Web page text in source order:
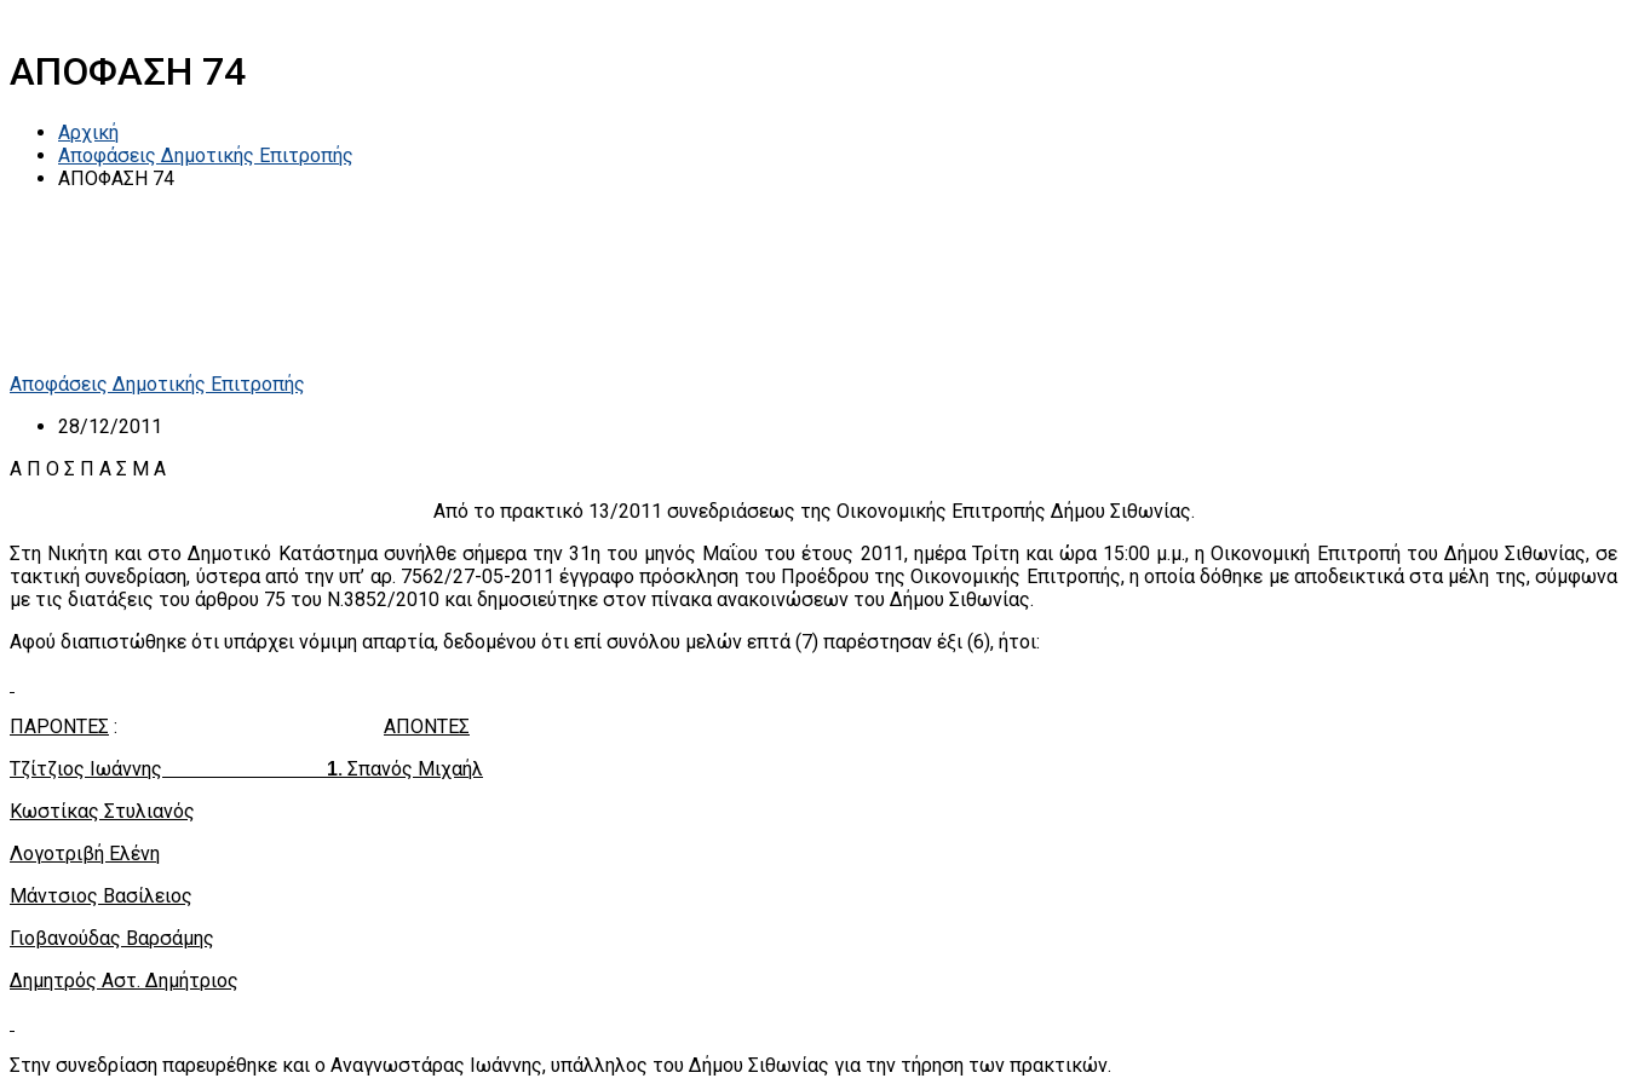
ΑΠΟΦΑΣΗ 74
Αρχική
Αποφάσεις Δημοτικής Επιτροπής
ΑΠΟΦΑΣΗ 74
Αποφάσεις Δημοτικής Επιτροπής
28/12/2011
A Π Ο Σ Π Α Σ Μ Α
Από το πρακτικό 13/2011 συνεδριάσεως της Οικονομικής Επιτροπής Δήμου Σιθωνίας.
Στη Νικήτη και στο Δημοτικό Κατάστημα συνήλθε σήμερα την 31η του μηνός Μαΐου του έτους 2011, ημέρα Τρίτη και ώρα 15:00 μ.μ., η Οικονομική Επιτροπή του Δήμου Σιθωνίας, σε
τακτική συνεδρίαση, ύστερα από την υπ’ αρ. 7562/27-05-2011 έγγραφο πρόσκληση του Προέδρου της Οικονομικής Επιτροπής, η οποία δόθηκε με αποδεικτικά στα μέλη της, σύμφωνα
με τις διατάξεις του άρθρου 75 του Ν.3852/2010 και δημοσιεύτηκε στον πίνακα ανακοινώσεων του Δήμου Σιθωνίας.
Αφού διαπιστώθηκε ότι υπάρχει νόμιμη απαρτία, δεδομένου ότι επί συνόλου μελών επτά (7) παρέστησαν έξι (6), ήτοι:
ΠΑΡΟΝΤΕΣ : AΠΟΝTEΣ
Τζίτζιος Ιωάννης
1. Σπανός Μιχαήλ
Κωστίκας Στυλιανός
Λογοτριβή Ελένη
Μάντσιος Βασίλειος
Γιοβανούδας Βαρσάμης
Δημητρός Αστ. Δημήτριος
Στην συνεδρίαση παρευρέθηκε και ο Αναγνωστάρας Ιωάννης, υπάλληλος του Δήμου Σιθωνίας για την τήρηση των πρακτικών.